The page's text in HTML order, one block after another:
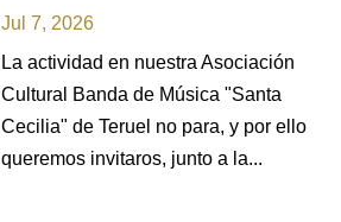
Jul 7, 2026
La actividad en nuestra Asociación
Cultural Banda de Música "Santa
Cecilia" de Teruel no para, y por ello
queremos invitaros, junto a la...